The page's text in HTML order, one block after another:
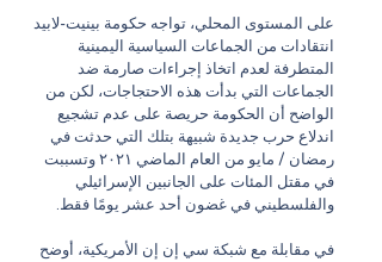
على المستوى المحلي، تواجه حكومة بينيت-لابيد
انتقادات من الجماعات السياسية اليمينية
المتطرفة لعدم اتخاذ إجراءات صارمة ضد
الجماعات التي بدأت هذه الاحتجاجات، لكن من
الواضح أن الحكومة حريصة على عدم تشجيع
اندلاع حرب جديدة شبيهة بتلك التي حدثت في
رمضان / مايو من العام الماضي ٢٠٢١ وتسببت
في مقتل المئات على الجانبين الإسرائيلي
والفلسطيني في غضون أحد عشر يومًا فقط.
في مقابلة مع شبكة سي إن إن الأمريكية، أوضح